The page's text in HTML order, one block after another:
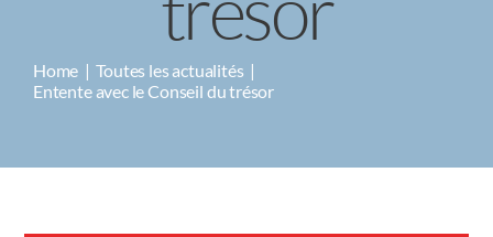
Home
Toutes les actualités
Entente avec le Conseil du trésor